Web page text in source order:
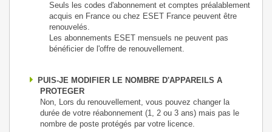
Seuls les codes d'abonnement et comptes préalablement
acquis en France ou chez ESET France peuvent être
renouvelés.
Les abonnements ESET mensuels ne peuvent pas
bénéficier de l'offre de renouvellement.
PUIS-JE MODIFIER LE NOMBRE D'APPAREILS A
PROTEGER
Non, Lors du renouvellement, vous pouvez changer la
durée de votre réabonnement (1, 2 ou 3 ans) mais pas le
nombre de poste protégés par votre licence.